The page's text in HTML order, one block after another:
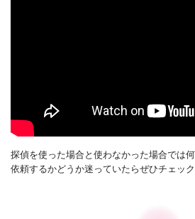
探偵を使った場合と使わなかった場合では
依頼するかどうか迷っていたらぜひチェック